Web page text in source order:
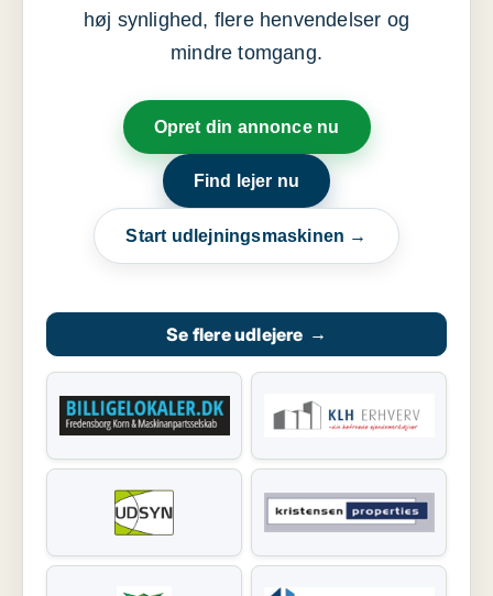
høj synlighed, flere henvendelser og
mindre tomgang.
Opret din annonce nu
Find lejer nu
Start udlejningsmaskinen →
Se flere udlejere →